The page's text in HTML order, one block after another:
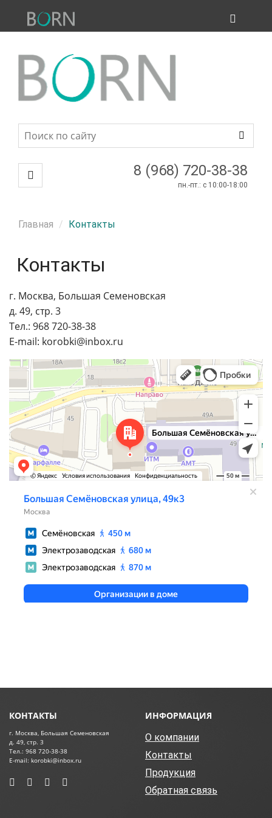
8 (968) 720-38-38
пн.-пт.: c 10:00-18:00
ПРОДУКЦИЯ
Главная Контакты
Контакты
г. Москва, Большая Семеновская
д. 49, стр. 3
Тел.: 968 720-38-38
E-mail: korobki@inbox.ru
Москва
Большая Семёновская улица, 49к3 — Яндекс Карты
КОНТАКТЫ
г. Москва, Большая Семеновская
д. 49, стр. 3
Тел.: 968 720-38-38
E-mail: korobki@inbox.ru
ИНФОРМАЦИЯ
О компании
Контакты
Продукция
Обратная связь